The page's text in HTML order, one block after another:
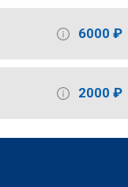
6000 ₽
2000 ₽